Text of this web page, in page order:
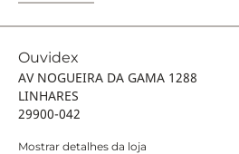
Ouvidex
AV NOGUEIRA DA GAMA 1288
LINHARES
29900-042
Mostrar detalhes da loja